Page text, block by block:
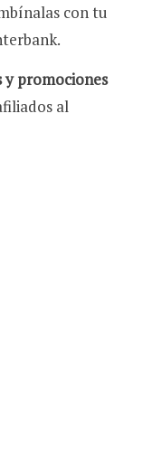
con tu
y promociones
al